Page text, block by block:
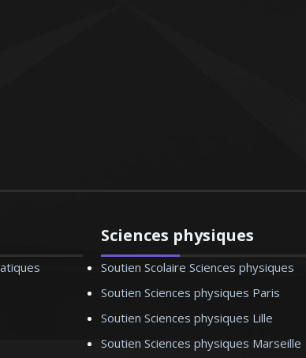
Sciences physiques
Soutien Scolaire Sciences physiques
Soutien Sciences physiques Paris
Soutien Sciences physiques Lille
Soutien Sciences physiques Marseille